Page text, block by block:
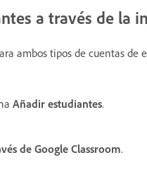
a través de la
ambos tipos de cuentas de
Añadir estudiantes.
de Google Classroom.